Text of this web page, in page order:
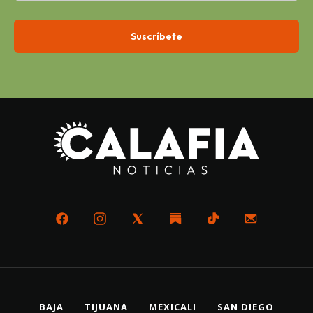
BAJA TIJUANA MEXICALI SAN DIEGO